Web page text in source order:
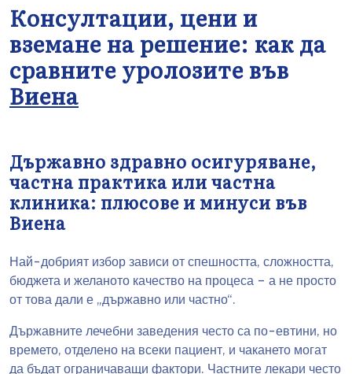
Консултации, цени и
вземане на решение: как да
сравните уролозите във
Виена
Държавно здравно осигуряване,
частна практика или частна
клиника: плюсове и минуси във
Виена
Най-добрият избор зависи от спешността, сложността,
бюджета и желаното качество на процеса – а не просто
от това дали е „държавно или частно“.
Държавните лечебни заведения често са по-евтини, но
времето, отделено на всеки пациент, и чакането могат
да бъдат ограничаващи фактори. Частните лекари често